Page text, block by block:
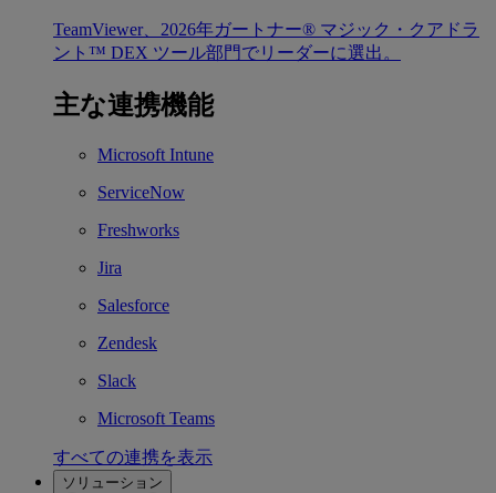
TeamViewer、2026年ガートナー® マジック・クアドラ
ント™ DEX ツール部門でリーダーに選出。
主な連携機能
Microsoft Intune
ServiceNow
Freshworks
Jira
Salesforce
Zendesk
Slack
Microsoft Teams
すべての連携を表示
ソリューション